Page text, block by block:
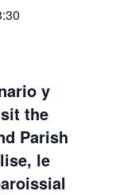
y
the
Parish
le